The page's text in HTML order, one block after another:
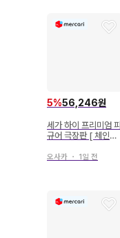
5%56,246원
세가 하이 프리미엄 피
규어 극장판 [ 체인소
오사카 ・ 1일 전